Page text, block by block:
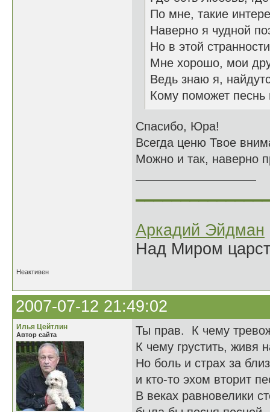
По мне, такие
Наверно я чудной
Но в этой
Мне хорошо, мои
Ведь знаю я,
Кому поможет песнь
Спасибо, Юра!
Всегда ценю Твое
Можно и так, наверно
Аркадий Эйдман
Над Миром
Неактивен
2007-07-12 21:49:02
Илья Цейтлин
Автор сайта
Ты прав. К чему
К чему грустить, живя
Но боль и страх за
и кто-то эхом вторит
В веках равновелики